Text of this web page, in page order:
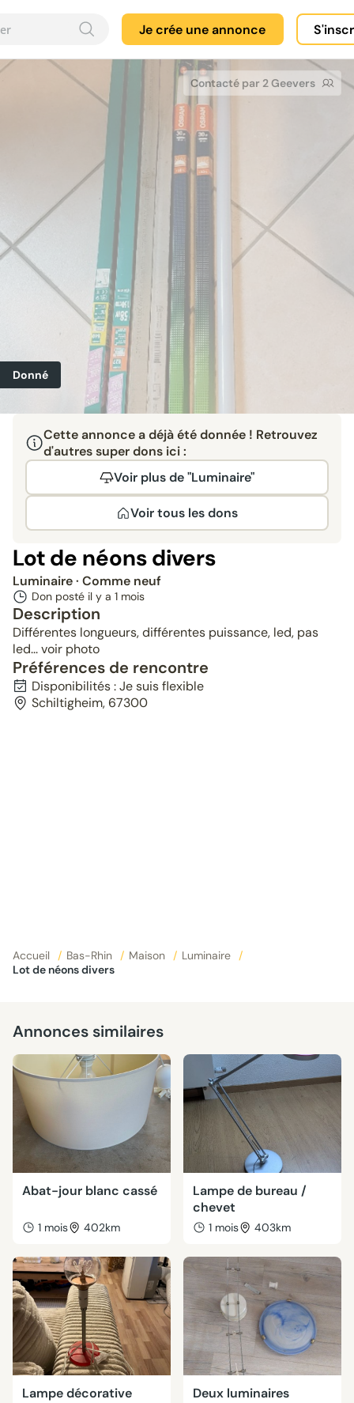
Je crée une annonce
Contacté par 2 Geevers
Donné
Cette annonce a déjà été donnée ! Retrouvez
d'autres super dons ici :
Voir plus de "Luminaire"
Voir tous les dons
Lot de néons divers
Luminaire· Comme neuf
Don posté il y a 1 mois
Description
Différentes longueurs, différentes puissance, led, pas
led... voir photo
Préférences de rencontre
Disponibilités : Je suis flexible
Schiltigheim, 67300
Accueil / Bas-Rhin / Maison / Luminaire
/
Lot de néons divers
Annonces similaires
Abat-jour blanc cassé
1 mois 402km
Lampe de bureau /
chevet
1 mois 403km
Lampe décorative Deux luminaires